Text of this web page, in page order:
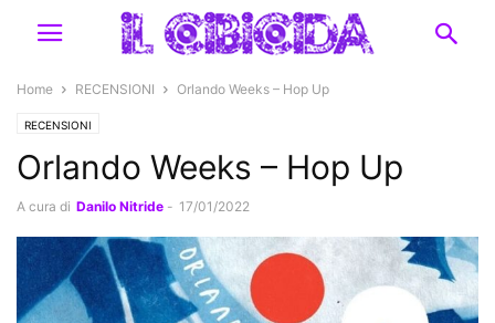
Home RECENSIONI Orlando Weeks – Hop Up
RECENSIONI
Orlando Weeks – Hop Up
A cura di Danilo Nitride - 17/01/2022